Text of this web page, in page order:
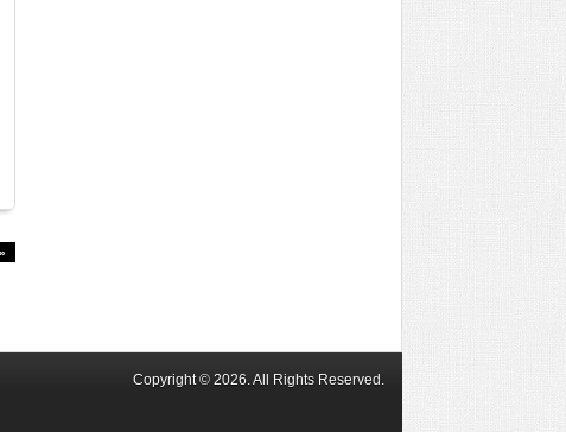
»
Copyright © 2026. All Rights Reserved.